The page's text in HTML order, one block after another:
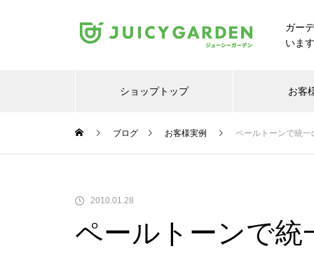
ガー
います
ショップトップ お客
ブログ お客様実例 ペールトーンで統一
2010.01.28
ペールトーンで統